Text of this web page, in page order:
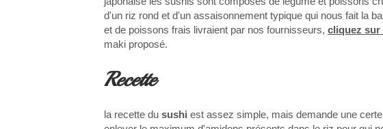
d'un riz rond et d'un assaisonnement typique qui nous fait la
et de poissons frais livraient par nos fournisseurs, cliquez sur
maki proposé.
Recette
la recette du sushi est assez simple, mais demande une